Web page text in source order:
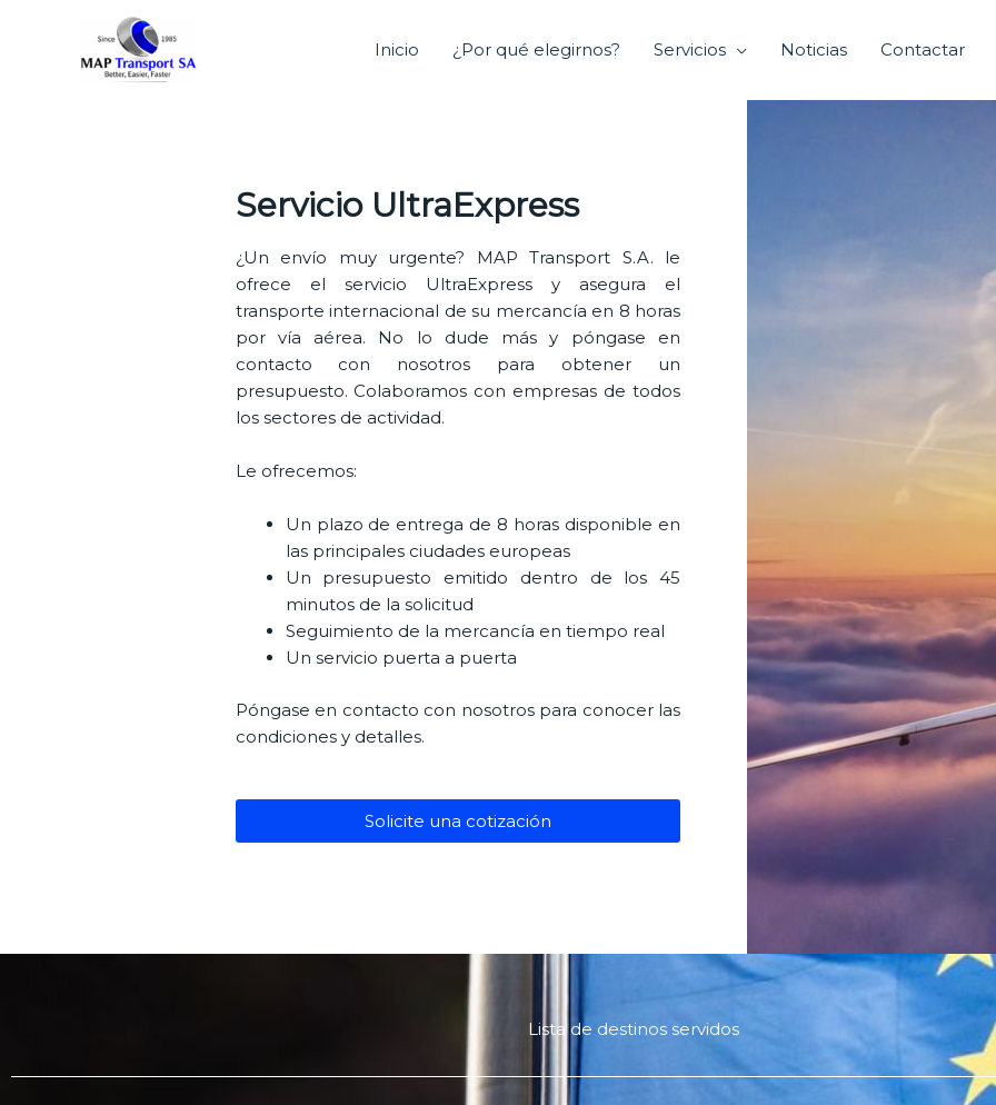
contenido
Inicio ¿Por qué elegirnos? Servicios Noticias Contactar
Servicio UltraExpress
¿Un envío muy urgente? MAP Transport S.A. le
ofrece el servicio UltraExpress y asegura el
transporte internacional de su mercancía en 8 horas
por vía aérea. No lo dude más y póngase en
contacto con nosotros para obtener un
presupuesto. Colaboramos con empresas de todos
los sectores de actividad.
Le ofrecemos:
Un plazo de entrega de 8 horas disponible en
las principales ciudades europeas
Un presupuesto emitido dentro de los 45
minutos de la solicitud
Seguimiento de la mercancía en tiempo real
Un servicio puerta a puerta
Póngase en contacto con nosotros para conocer las
condiciones y detalles.
Solicite una cotización
Lista de destinos servidos